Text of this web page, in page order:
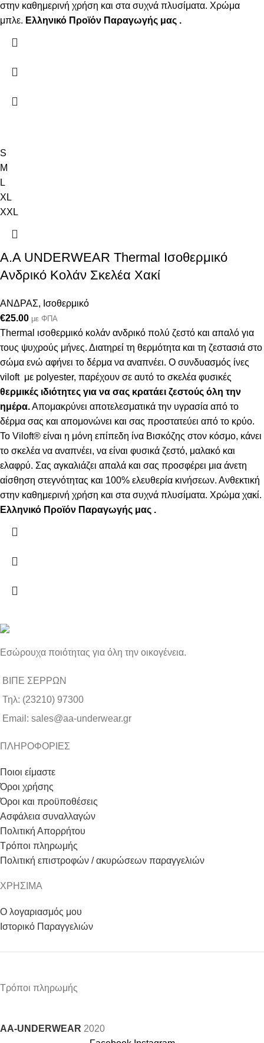
στην καθημερινή χρήση και στα συχνά πλυσίματα. Χρώμα
μπλε. Ελληνικό Προϊόν Παραγωγής μας .
S
M
L
XL
XXL
Α.A UNDERWEAR Thermal Ισοθερμικό
Ανδρικό Κολάν Σκελέα Χακί
ΑΝΔΡΑΣ, Ισοθερμικό
€25.00 με ΦΠΑ
Thermal ισοθερμικό κολάν ανδρικό πολύ ζεστό και απαλό για
τους ψυχρούς μήνες. Διατηρεί τη θερμότητα και τη ζεστασιά στο
σώμα ενώ αφήνει το δέρμα να αναπνέει. Ο συνδυασμός ίνες
viloft με polyester, παρέχουν σε αυτό το σκελέα φυσικές
θερμικές ιδιότητες για να σας κρατάει ζεστούς όλη την
ημέρα.Απομακρύνει αποτελεσματικά την υγρασία από το
δέρμα σας και απομονώνει και σας προστατεύει από το κρύο.
Το Viloft® είναι η μόνη επίπεδη ίνα Βισκόζης στον κόσμο, κάνει
το σκελέα να αναπνέει, να είναι φυσικά ζεστό, μαλακό και
ελαφρύ. Σας αγκαλιάζει απαλά και σας προσφέρει μια άνετη
αίσθηση στεγνότητας και 100% ελευθερία κινήσεων. Ανθεκτική
στην καθημερινή χρήση και στα συχνά πλυσίματα. Χρώμα χακί.
Ελληνικό Προϊόν Παραγωγής μας .
Εσώρουχα ποιότητας για όλη την οικογένεια.
ΒΙΠΕ ΣΕΡΡΩΝ
Τηλ: (23210) 97300
Email: sales@aa-underwear.gr
ΠΛΗΡΟΦΟΡΙΕΣ
Ποιοι είμαστε
Όροι χρήσης
Όροι και προϋποθέσεις
Ασφάλεια συναλλαγών
Πολιτική Απορρήτου
Τρόποι πληρωμής
Πολιτική επιστροφών / ακυρώσεων παραγγελιών
ΧΡΗΣΙΜΑ
Ο λογαριασμός μου
Ιστορικό Παραγγελιών
Τρόποι πληρωμής
AA-UNDERWEAR 2020